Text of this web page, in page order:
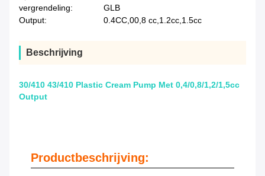
vergrendeling:
GLB
Output:
0.4CC,00,8 cc,1.2cc,1.5cc
Beschrijving
30/410 43/410 Plastic Cream Pump Met 0,4/0,8/1,2/1,5cc
Output
Productbeschrijving: